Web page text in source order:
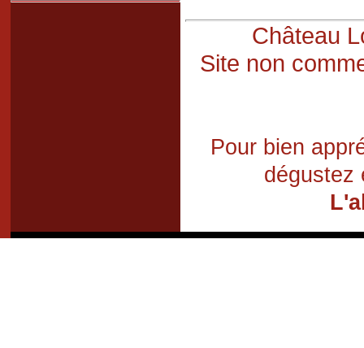
Château
Site non
Pour bien
dégustez